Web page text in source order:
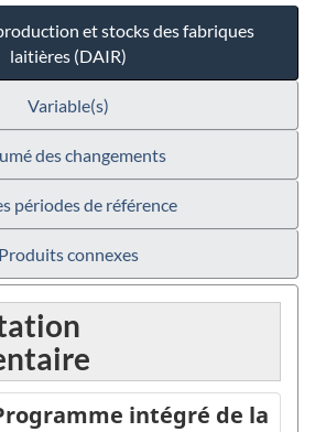
et stocks des fabriques
laitières (DAIR)
Variable(s)
des changements
périodes de référence
Produits connexes
intégré de la